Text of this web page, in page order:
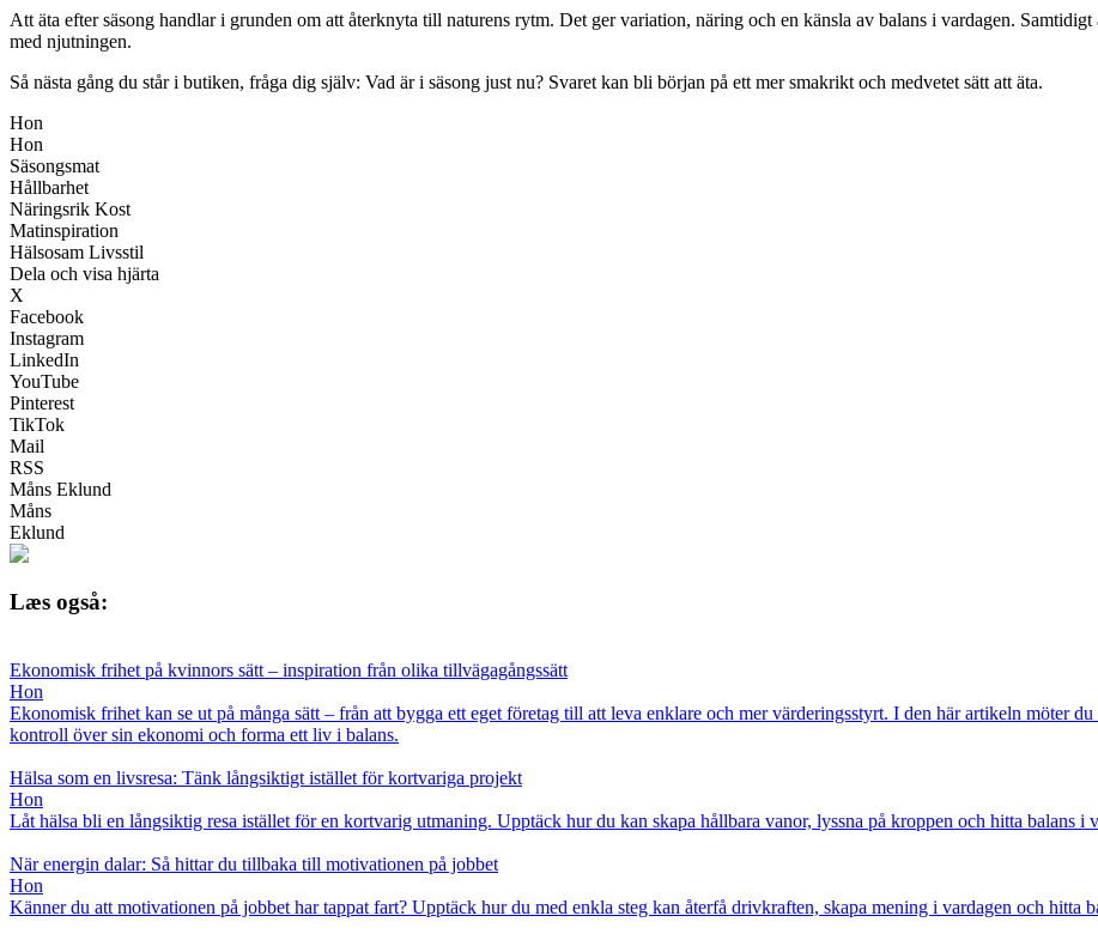
Att äta efter säsong handlar i grunden om att återknyta till naturens rytm. Det ger variation, näring och en känsla av balans i vardagen.
med njutningen.
Så nästa gång du står i butiken, fråga dig själv: Vad är i säsong just nu? Svaret kan bli början på ett mer smakrikt och medvetet sätt att äta.
Hon
Hon
Säsongsmat
Hållbarhet
Näringsrik Kost
Matinspiration
Hälsosam Livsstil
Dela och visa hjärta
X
Facebook
Instagram
LinkedIn
YouTube
Pinterest
TikTok
Mail
RSS
Måns Eklund
Måns
Eklund
Læs også:
Ekonomisk frihet på kvinnors sätt – inspiration från olika tillvägagångssätt
Hon
Ekonomisk frihet kan se ut på många sätt – från att bygga ett eget företag till att leva enklare och mer värderingsstyrt. I den här artikeln möter
kontroll över sin ekonomi och forma ett liv i balans.
Hälsa som en livsresa: Tänk långsiktigt istället för kortvariga projekt
Hon
Låt hälsa bli en långsiktig resa istället för en kortvarig utmaning. Upptäck hur du kan skapa hållbara vanor, lyssna på kroppen och hitta balans i
När energin dalar: Så hittar du tillbaka till motivationen på jobbet
Hon
Känner du att motivationen på jobbet har tappat fart? Upptäck hur du med enkla steg kan återfå drivkraften, skapa mening i vardagen och hitta